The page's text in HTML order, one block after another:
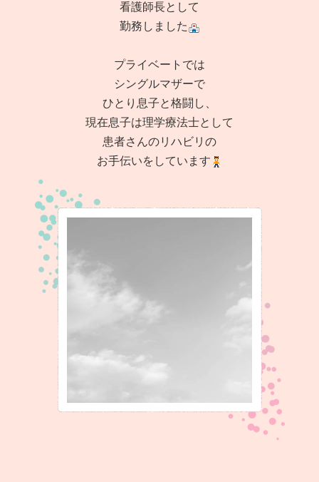
看護師長として
勤務しました
プライベートでは
シングルマザーで
ひとり息子と格闘し、
現在息子は理学療法士として
患者さんのリハビリの
お手伝いをしています